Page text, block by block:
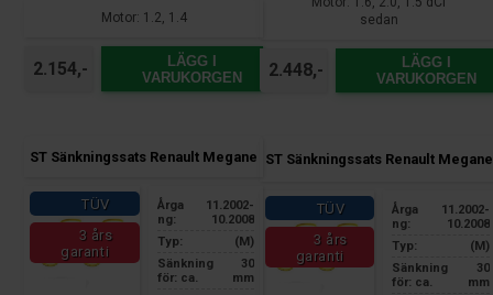
Motor: 1.2, 1.4
2.154,-
LÄGG I
VARUKORGEN
sedan
2.448,-
LÄGG I
VARUKORGEN
ST Sänkningssats Renault Megane
TÜV
3 års
garanti
Årga
ng:
11.2002-
10.2008
Typ:
(M)
Sänkning
för: ca.
30
mm
ST Sänkningssats Renault Megane
TÜV
3 års
garanti
Årga
ng:
11.2002-
10.2008
Typ:
(M)
Sänkning
för: ca.
30
mm